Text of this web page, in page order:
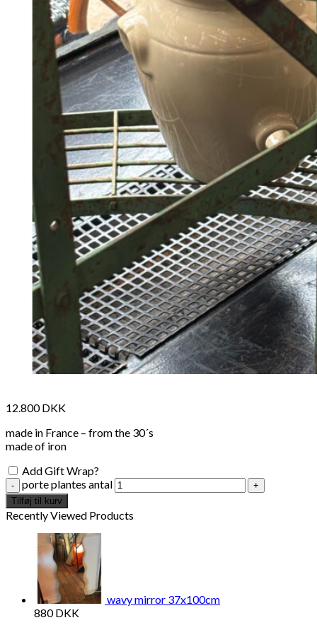
12.800DKK
made in France – from the 30´s
made of iron
Add Gift Wrap?
porte plantes antal
Tilføj til kurv
Recently Viewed Products
wavy mirror 37x100cm
880DKK